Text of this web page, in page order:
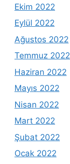
Ekim 2022
Eylül 2022
Ağustos 2022
Temmuz 2022
Haziran 2022
Mayıs 2022
Nisan 2022
Mart 2022
Şubat 2022
Ocak 2022